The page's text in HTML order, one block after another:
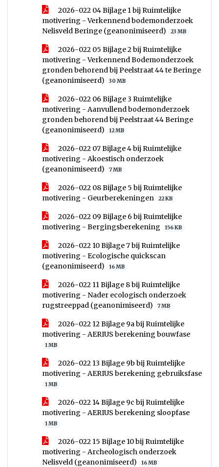
2026-022 04 Bijlage 1 bij Ruimtelijke
motivering - Verkennend bodemonderzoek
Nelisveld Beringe (geanonimiseerd)
23 MB
2026-022 05 Bijlage 2 bij Ruimtelijke
motivering - Verkennend Bodemonderzoek
gronden behorend bij Peelstraat 44 te Beringe
(geanonimiseerd)
30 MB
2026-022 06 Bijlage 3 Ruimtelijke
motivering - Aanvullend bodemonderzoek
gronden behorend bij Peelstraat 44 Beringe
(geanonimiseerd)
12 MB
2026-022 07 Bijlage 4 bij Ruimtelijke
motivering - Akoestisch onderzoek
(geanonimiseerd)
7 MB
2026-022 08 Bijlage 5 bij Ruimtelijke
motivering - Geurberekeningen
22 KB
2026-022 09 Bijlage 6 bij Ruimtelijke
motivering - Bergingsberekening
156 KB
2026-022 10 Bijlage 7 bij Ruimtelijke
motivering - Ecologische quickscan
(geanonimiseerd)
16 MB
2026-022 11 Bijlage 8 bij Ruimtelijke
motivering - Nader ecologisch onderzoek
rugstreeppad (geanonimiseerd)
7 MB
2026-022 12 Bijlage 9a bij Ruimtelijke
motivering - AERIUS berekening bouwfase
1 MB
2026-022 13 Bijlage 9b bij Ruimtelijke
motivering - AERIUS berekening gebruiksfase
1 MB
2026-022 14 Bijlage 9c bij Ruimtelijke
motivering - AERIUS berekening sloopfase
1 MB
2026-022 15 Bijlage 10 bij Ruimtelijke
motivering - Archeologisch onderzoek
Nelisveld (geanonimiseerd)
16 MB